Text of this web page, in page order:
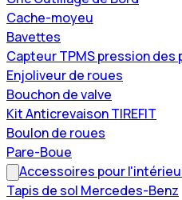
Cache-moyeu
Bavettes
Capteur TPMS pression des
Enjoliveur de roues
Bouchon de valve
Kit Anticrevaison TIREFIT
Boulon de roues
Pare-Boue
Accessoires pour
Tapis de sol Mercedes-Benz